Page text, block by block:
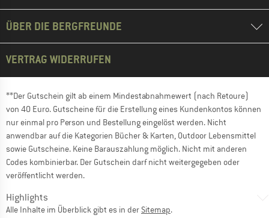
ÜBER DIE BERGFREUNDE
VERTRAG WIDERRUFEN
**Der Gutschein gilt ab einem Mindestabnahmewert (nach Retoure)
von 40 Euro. Gutscheine für die Erstellung eines Kundenkontos können
nur einmal pro Person und Bestellung eingelöst werden. Nicht
anwendbar auf die Kategorien Bücher & Karten, Outdoor Lebensmittel
sowie Gutscheine. Keine Barauszahlung möglich. Nicht mit anderen
Codes kombinierbar. Der Gutschein darf nicht weitergegeben oder
veröffentlicht werden.
Highlights
Alle Inhalte im Überblick gibt es in der Sitemap.